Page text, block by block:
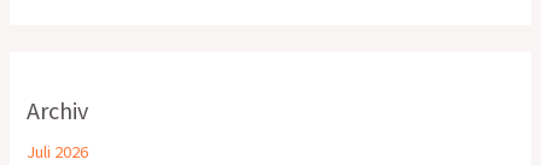
Archiv
Juli 2026